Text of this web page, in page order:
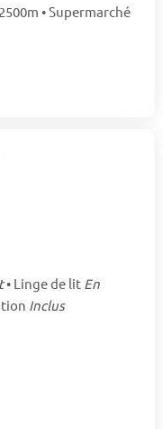
• Supermarché
• Linge de lit En
Inclus